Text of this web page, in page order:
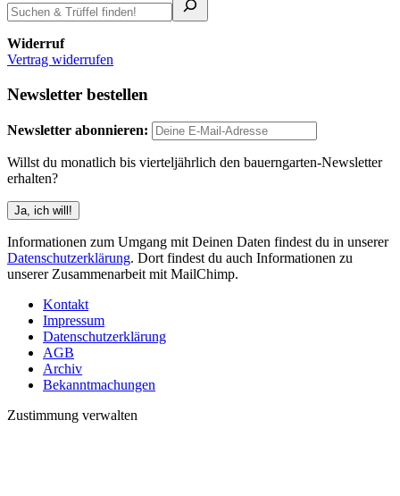
Widerruf
Vertrag widerrufen
Newsletter bestellen
Newsletter abonnieren:
Willst du monatlich bis vierteljährlich den bauerngarten-Newsletter
erhalten?
Informationen zum Umgang mit Deinen Daten findest du in unserer
Datenschutzerklärung. Dort findest du auch Informationen zu
unserer Zusammenarbeit mit MailChimp.
Kontakt
Impressum
Datenschutzerklärung
AGB
Archiv
Bekanntmachungen
Zustimmung verwalten